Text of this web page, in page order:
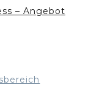
– Angebot